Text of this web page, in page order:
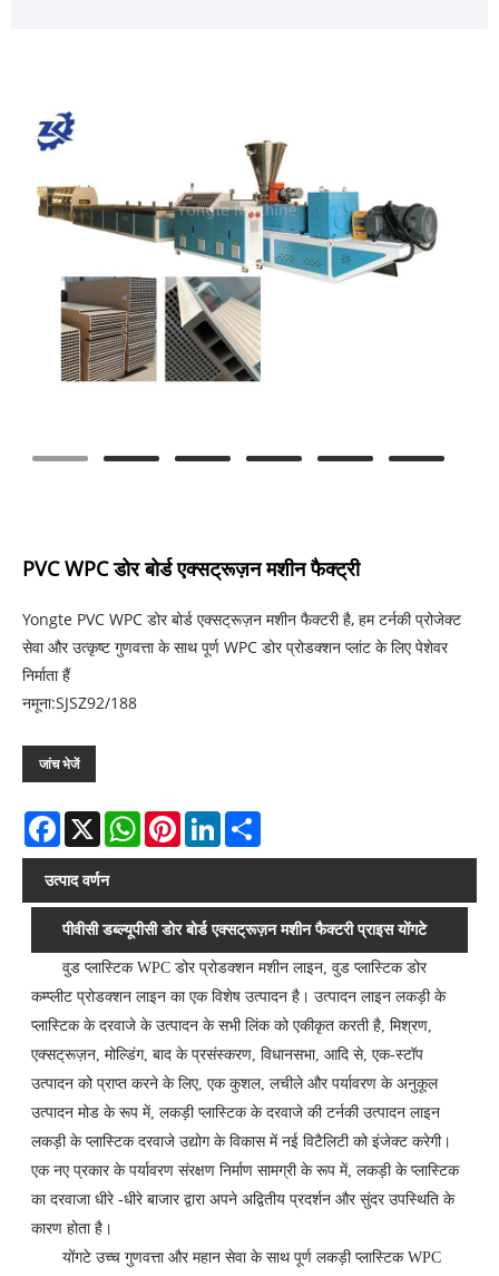
PVC WPC डोर बोर्ड एक्सट्रूज़न मशीन फैक्ट्री
Yongte PVC WPC डोर बोर्ड एक्सट्रूज़न मशीन फैक्टरी है, हम टर्नकी प्रोजेक्ट
सेवा और उत्कृष्ट गुणवत्ता के साथ पूर्ण WPC डोर प्रोडक्शन प्लांट के लिए पेशेवर
निर्माता हैं
नमूना:SJSZ92/188
जांच भेजें
Facebook
X WhatsAppPinterestLinkedIn
उत्पाद वर्णन
पीवीसी डब्ल्यूपीसी डोर बोर्ड एक्सट्रूज़न मशीन फैक्टरी प्राइस योंगटे
वुड प्लास्टिक WPC डोर प्रोडक्शन मशीन लाइन, वुड प्लास्टिक डोर
कम्प्लीट प्रोडक्शन लाइन का एक विशेष उत्पादन है। उत्पादन लाइन लकड़ी के
प्लास्टिक के दरवाजे के उत्पादन के सभी लिंक को एकीकृत करती है, मिश्रण,
एक्सट्रूज़न, मोल्डिंग, बाद के प्रसंस्करण, विधानसभा, आदि से, एक-स्टॉप
उत्पादन को प्राप्त करने के लिए, एक कुशल, लचीले और पर्यावरण के अनुकूल
उत्पादन मोड के रूप में, लकड़ी प्लास्टिक के दरवाजे की टर्नकी उत्पादन लाइन
लकड़ी के प्लास्टिक दरवाजे उद्योग के विकास में नई विटैलिटी को इंजेक्ट करेगी।
एक नए प्रकार के पर्यावरण संरक्षण निर्माण सामग्री के रूप में, लकड़ी के प्लास्टिक
का दरवाजा धीरे -धीरे बाजार द्वारा अपने अद्वितीय प्रदर्शन और सुंदर उपस्थिति के
कारण होता है।
योंगटे उच्च गुणवत्ता और महान सेवा के साथ पूर्ण लकड़ी प्लास्टिक WPC